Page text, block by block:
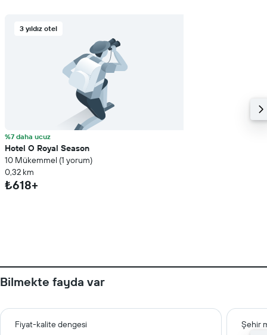
3 yıldız otel
%7 daha ucuz
Hotel O Royal Season
10 Mükemmel (1 yorum)
0,32 km
₺618+
Bilmekte fayda var
Fiyat-kalite dengesi Şehir